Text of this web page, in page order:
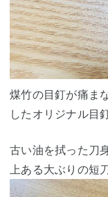
煤竹の目釘が痛ま
したオリジナル目
古い油を拭った刀
上ある大ぶりの短